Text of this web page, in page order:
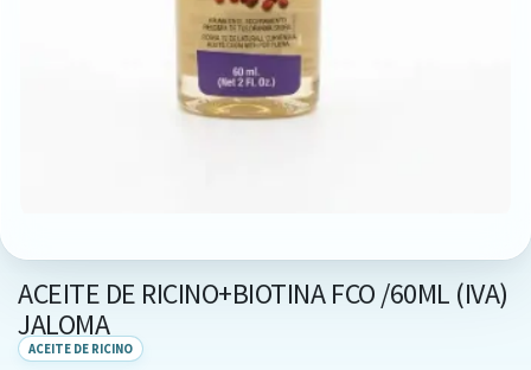
ACEITE DE RICINO+BIOTINA FCO /60ML (IVA)
JALOMA
ACEITE DE RICINO